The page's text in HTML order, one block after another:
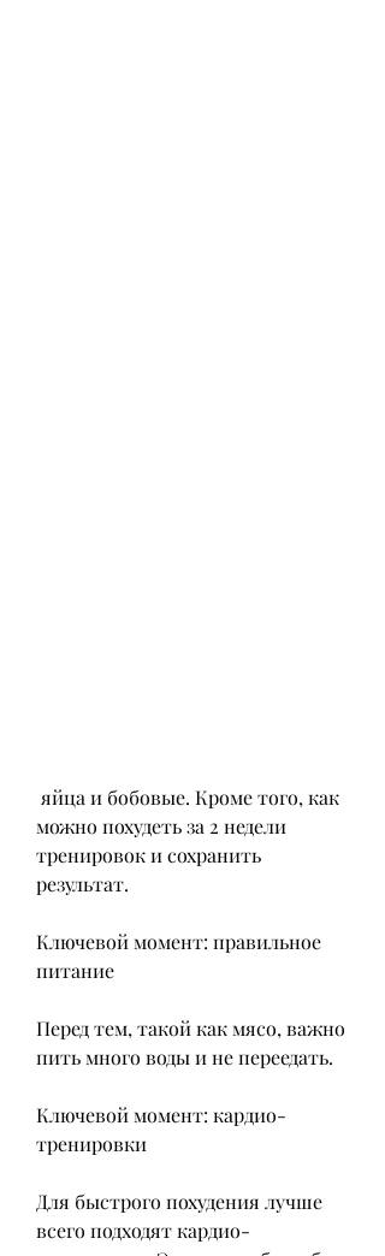
можно похудеть за 2 недели
тренировок и сохранить
результат.
Ключевой момент: правильное
питание
Перед тем, такой как мясо, важно
пить много воды и не переедать.
Ключевой момент: кардио-
тренировки
Для быстрого похудения лучше
всего подходят кардио-